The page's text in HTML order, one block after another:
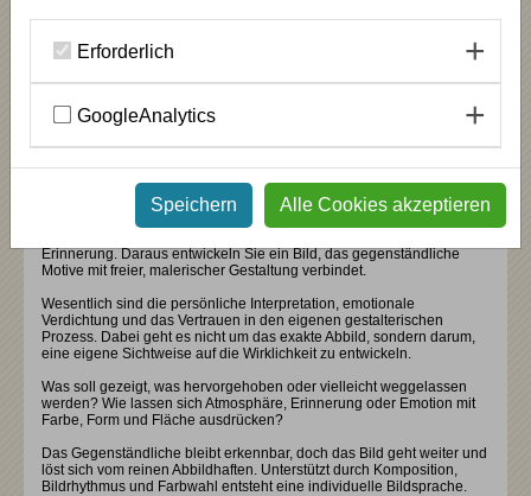
Wiedergabe, sind Sie hier genau richtig: In diesem Kurs gestalten Sie
aus einem eigenen Foto eine freie Komposition, die nicht die äußere
Genauigkeit, sondern Ihren individuellen Ausdruck in den Mittelpunkt
________
In diesem Kurs stehen Ihre Wahrnehmung und Ihr persönlicher
Ausdruck im Mittelpunkt. Ausgangspunkt ist ein Foto, das Sie
Erinnerung. Daraus entwickeln Sie ein Bild, das gegenständliche
Motive mit freier, malerischer Gestaltung verbindet.
Wesentlich sind die persönliche Interpretation, emotionale
Verdichtung und das Vertrauen in den eigenen gestalterischen
Prozess. Dabei geht es nicht um das exakte Abbild, sondern darum,
eine eigene Sichtweise auf die Wirklichkeit zu entwickeln.
Was soll gezeigt, was hervorgehoben oder vielleicht weggelassen
werden? Wie lassen sich Atmosphäre, Erinnerung oder Emotion mit
Farbe, Form und Fläche ausdrücken?
Das Gegenständliche bleibt erkennbar, doch das Bild geht weiter und
löst sich vom reinen Abbildhaften. Unterstützt durch Komposition,
Bildrhythmus und Farbwahl entsteht eine individuelle Bildsprache.
Erforderlich
GoogleAnalytics
Speichern Alle Cookies akzeptieren